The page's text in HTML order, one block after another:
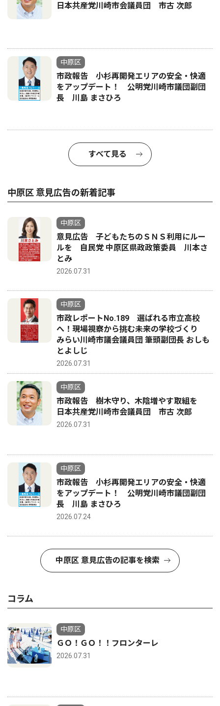
日本共産党川崎市会議員団 市古 次郎
中原区
市政報告 小杉再開発エリアの安全・快適
をアップデート！ 公明党川崎市議団副団
長 川島 まさひろ
すべて見る
中原区 意見広告の新着記事
中原区
意見広告 子どもたちのＳＮＳ利用にルー
ルを 自民党 中原区県政政策委員 川本さ
とみ
2026.07.31
中原区
市政レポートNo.189 選ばれる市立高校
へ！現場視察から挑む未来の学校づくり
みらい川崎市議会議員団 筆頭副団長 おしも
とよしじ
2026.07.31
中原区
市政報告 樹木守り、木陰増やす取組を
日本共産党川崎市会議員団 市古 次郎
2026.07.31
中原区
市政報告 小杉再開発エリアの安全・快適
をアップデート！ 公明党川崎市議団副団
長 川島 まさひろ
2026.07.24
中原区 意見広告の記事を検索
コラム
中原区
ＧＯ！ＧＯ！！フロンターレ
2026.07.31